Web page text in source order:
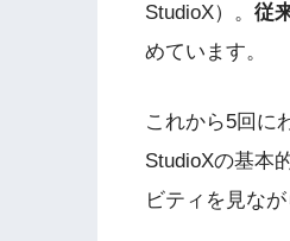
StudioX）。 従
めています。
これから5回に
StudioXの基本
ビティを見な